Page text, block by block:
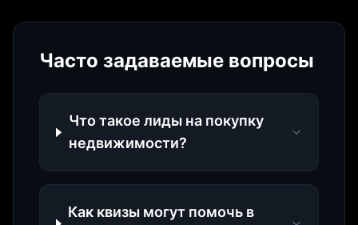
Часто задаваемые вопросы
Что такое лиды на покупку
недвижимости?
Как квизы могут помочь в